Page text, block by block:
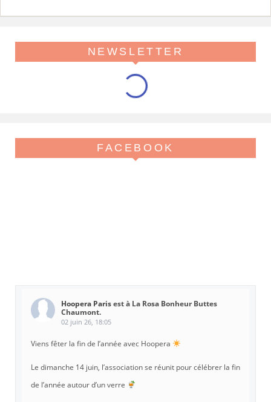
NEWSLETTER
FACEBOOK
Hoopera Parisest à La Rosa Bonheur Buttes
Chaumont.
02 juin 26, 18:05
Viens fêter la fin de l’année avec Hoopera
Le dimanche 14 juin, l’association se réunit pour célébrer la fin
de l’année autour d’un verre